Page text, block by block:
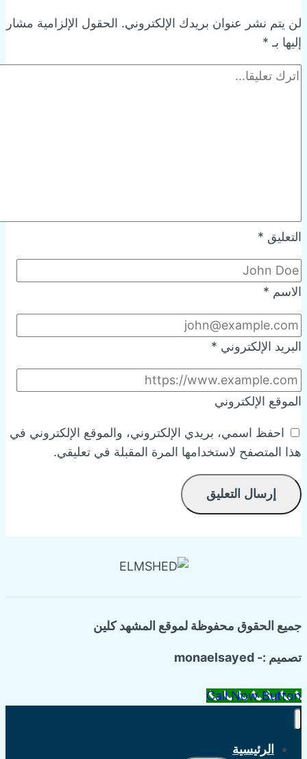
لن يتم نشر عنوان بريدك الإلكتروني. الحقول الإلزامية مشار
إليها بـ *
التعليق *
الاسم *
البريد الإلكتروني *
الموقع الإلكتروني
احفظ اسمي، بريدي الإلكتروني، والموقع الإلكتروني في
هذا المتصفح لاستخدامها المرة المقبلة في تعليقي.
جميع الحقوق محفوظة لموقع المشهد كلين
تصميم :- monaelsayed
Call Now Button
الرئيسية